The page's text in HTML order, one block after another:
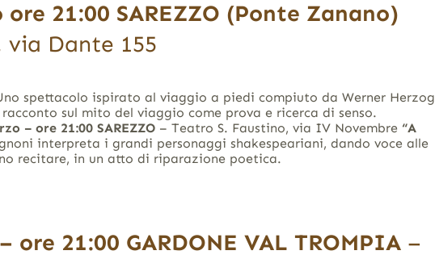
ore 21:00 SAREZZO (Ponte Zanano)
Dante 155
spettacolo ispirato al viaggio a piedi compiuto da Werner Herzog
racconto sul mito del viaggio come prova e ricerca di senso.
– ore 21:00 SAREZZO– Teatro S. Faustino, via IV Novembre “A
interpreta i grandi personaggi shakespeariani, dando voce alle
recitare, in un atto di riparazione poetica.
ore 21:00 GARDONE VAL TROMPIA–